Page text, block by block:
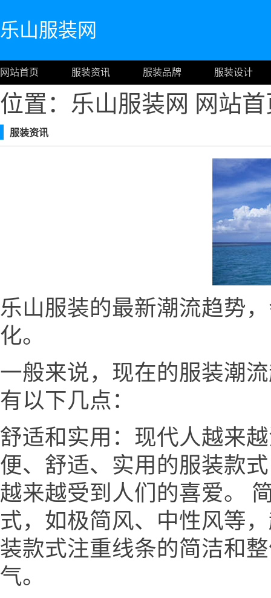
乐山服装网
网站首页 服装资讯 服装品牌 服装设计
位置：乐山服装网 网站
服装资讯
乐山服装的最新潮流趋势
化。
一般来说，现在的服装潮
有以下几点：
舒适和实用：现代人越来
便、舒适、实用的服装款
越来越受到人们的喜爱。
式，如极简风、中性风等
装款式注重线条的简洁和
气。